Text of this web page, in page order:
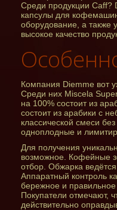
Среди продукции Caff?
капсулы для
оборудование, а также
высокое качество
Компания Diemme вот
Среди них Miscela
на 100% состоит из
состоит из арабики с
классической смеси
одноплодные и
Для получения
возможное. Кофейные
отбор. Обжарка
Аппаратный контроль
бережное и правильное
Покупатели отмечают,
действительно